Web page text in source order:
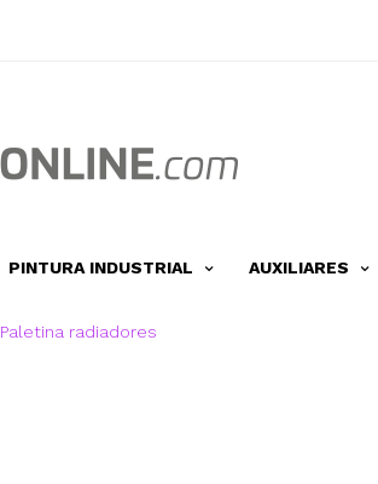
PINTURA INDUSTRIAL AUXILIARES
Paletina radiadores